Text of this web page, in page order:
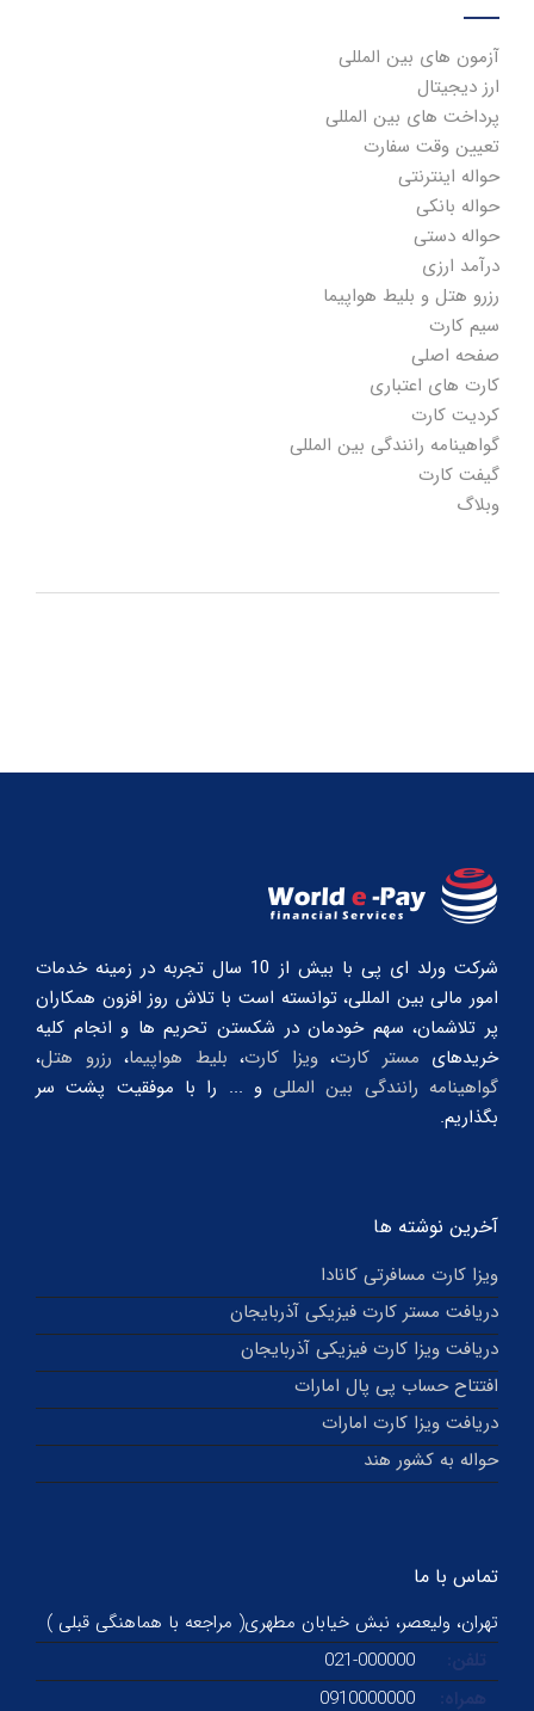
آزمون های بین المللی
ارز دیجیتال
پرداخت های بین المللی
تعیین وقت سفارت
حواله اینترنتی
حواله بانکی
حواله دستی
درآمد ارزی
رزرو هتل و بلیط هواپیما
سیم کارت
صفحه اصلی
کارت های اعتباری
کردیت کارت
گواهینامه رانندگی بین المللی
گیفت کارت
وبلاگ
شرکت ورلد ای پی با بیش از 10 سال تجربه در زمینه خدمات
امور مالی بین المللی، توانسته است با تلاش روز افزون همکاران
پر تلاشمان، سهم خودمان در شکستن تحریم ها و انجام کلیه
خریدهای مستر کارت،ویزا کارت، بلیط هواپیما، رزرو هتل،
گواهینامه رانندگی بین المللیو ... را با موفقیت پشت سر
بگذاریم.
آخرین نوشته ها
ویزا کارت مسافرتی کانادا
دریافت مستر کارت فیزیکی آذربایجان
دریافت ویزا کارت فیزیکی آذربایجان
افتتاح حساب پی پال امارات
دریافت ویزا کارت امارات
حواله به کشور هند
تماس با ما
تهران، ولیعصر، نبش خیابان مطهری( مراجعه با هماهنگی قبلی )
تلفن:
021-000000
همراه:
0910000000